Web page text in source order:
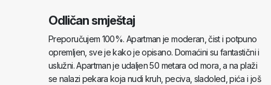
Odličan smještaj
Preporučujem 100%. Apartman je moderan, čist i potpuno
opremljen, sve je kako je opisano. Domaćini su fantastični i
uslužni. Apartman je udaljen 50 metara od mora, a na plaži
se nalazi pekara koja nudi kruh, peciva, sladoled, pića i još